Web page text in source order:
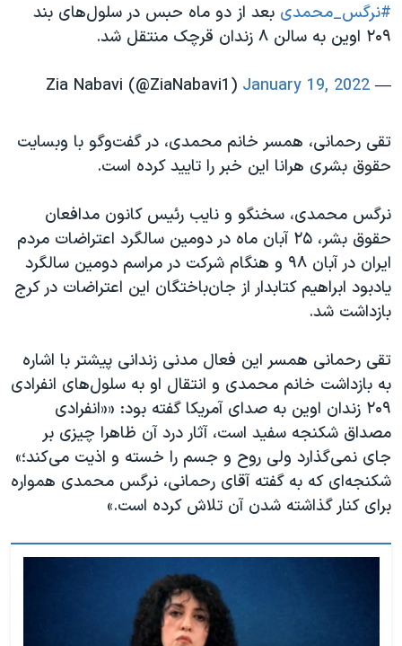
اسرائیل در جنگ
همایش محافظه‌کاران آمریکا «سی‌پک»
سفر پرزیدنت ترامپ به چین
#نرگس_محمدی بعد از دو ماه حبس در سلول‌های بند
۲۰۹ اوین به سالن ۸ زندان قرچک منتقل شد.
— Zia Nabavi (@ZiaNabavi1)
January 19, 2022
تقی رحمانی، همسر خانم محمدی، در گفت‌وگو با وبسایت
حقوق بشری هرانا این خبر را تایید کرده است.
نرگس محمدی، سخنگو و نایب رئیس کانون مدافعان
حقوق بشر، ۲۵ آبان ماه در دومین سالگرد اعتراضات مردم
ایران در آبان ۹۸ و هنگام شرکت در مراسم دومین سالگرد
یادبود ابراهیم کتابدار از جان‌باختگان این اعتراضات در کرج
بازداشت شد.
تقی رحمانی همسر این فعال مدنی زندانی پیشتر با اشاره
به بازداشت خانم محمدی و انتقال او به سلول‌های انفرادی
۲۰۹ زندان اوین به صدای آمریکا گفته بود: ««انفرادی
مصداق شکنجه سفید است، آثار درد آن ظاهرا چیزی بر
جای نمی‌گذارد ولی روح و جسم را خسته و اذیت می‌کند؛»
شکنجه‌ای که به گفته آقای رحمانی،‌ نرگس محمدی همواره
برای کنار گذاشته شدن آن تلاش کرده است.»